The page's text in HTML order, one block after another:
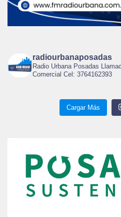
radiourbanaposadas
Radio Urbana Posadas
Comercial Cel: 3764162393
Cargar Más